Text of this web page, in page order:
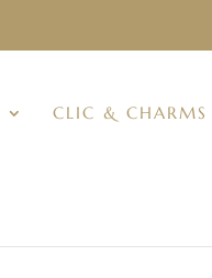
CLIC & CHARMS